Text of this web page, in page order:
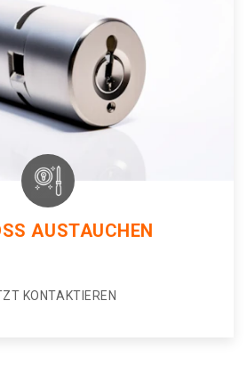
AUSTAUCHEN
KONTAKTIEREN